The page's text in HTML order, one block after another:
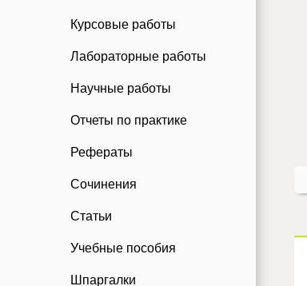
Курсовые работы
Лабораторные работы
Научные работы
Отчеты по практике
Рефераты
Сочинения
Статьи
Учебные пособия
Шпаргалки